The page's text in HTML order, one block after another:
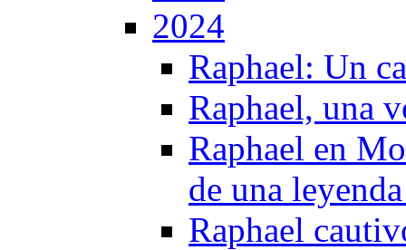
2024
Raphael: Un
Raphael, una
Raphael en
de una
Raphael